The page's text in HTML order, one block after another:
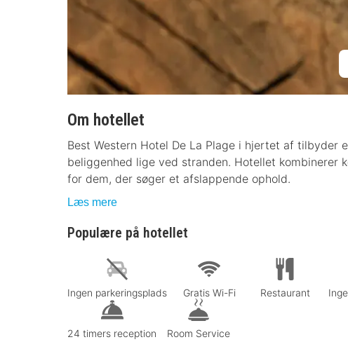
Om hotellet
Best Western Hotel De La Plage i hjertet af tilbyder
beliggenhed lige ved stranden. Hotellet
for dem, der søger et afslappende ophold.
Læs mere
Populære på hotellet
Ingen parkeringsplads Gratis Wi-Fi Restaurant
24 timers reception Room Service